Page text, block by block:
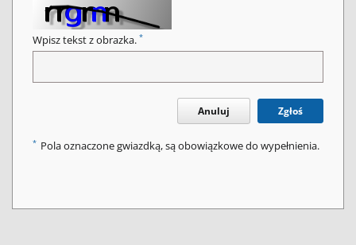
Wpisz tekst z obrazka. *
Anuluj Zgłoś
* Pola oznaczone gwiazdką, są obowiązkowe do wypełnienia.